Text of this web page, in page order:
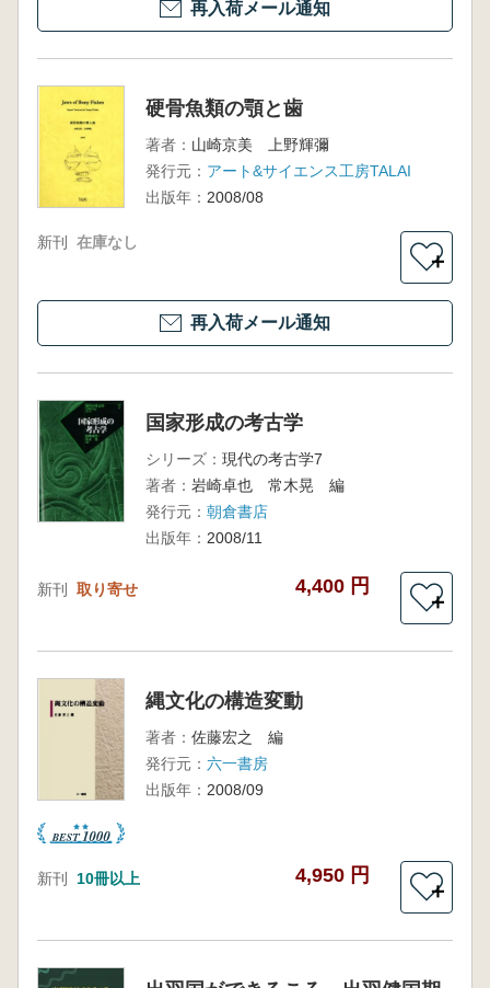
再入荷メール通知
硬骨魚類の顎と歯
著者： 山崎京美 上野輝彌
発行元： アート&サイエンス工房TALAI
出版年： 2008/08
新刊 在庫なし
＋
再入荷メール通知
国家形成の考古学
シリーズ： 現代の考古学7
著者： 岩崎卓也 常木晃 編
発行元： 朝倉書店
出版年： 2008/11
新刊 取り寄せ 4,400 円
＋
縄文化の構造変動
著者： 佐藤宏之 編
発行元： 六一書房
出版年： 2008/09
新刊 10冊以上 4,950 円
＋